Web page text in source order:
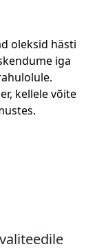
oleksid hästi
iga
kellele võite